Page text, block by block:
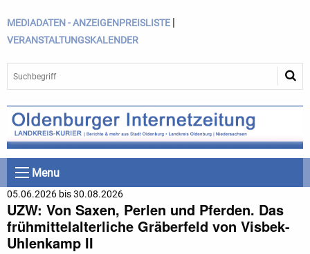
MEDIADATEN - ANZEIGENPREISLISTE |
VERANSTALTUNGSKALENDER
Menu
05.06.2026 bis 30.08.2026
UZW: Von Saxen, Perlen und Pferden. Das
frühmittelalterliche Gräberfeld von Visbek-
Uhlenkamp II